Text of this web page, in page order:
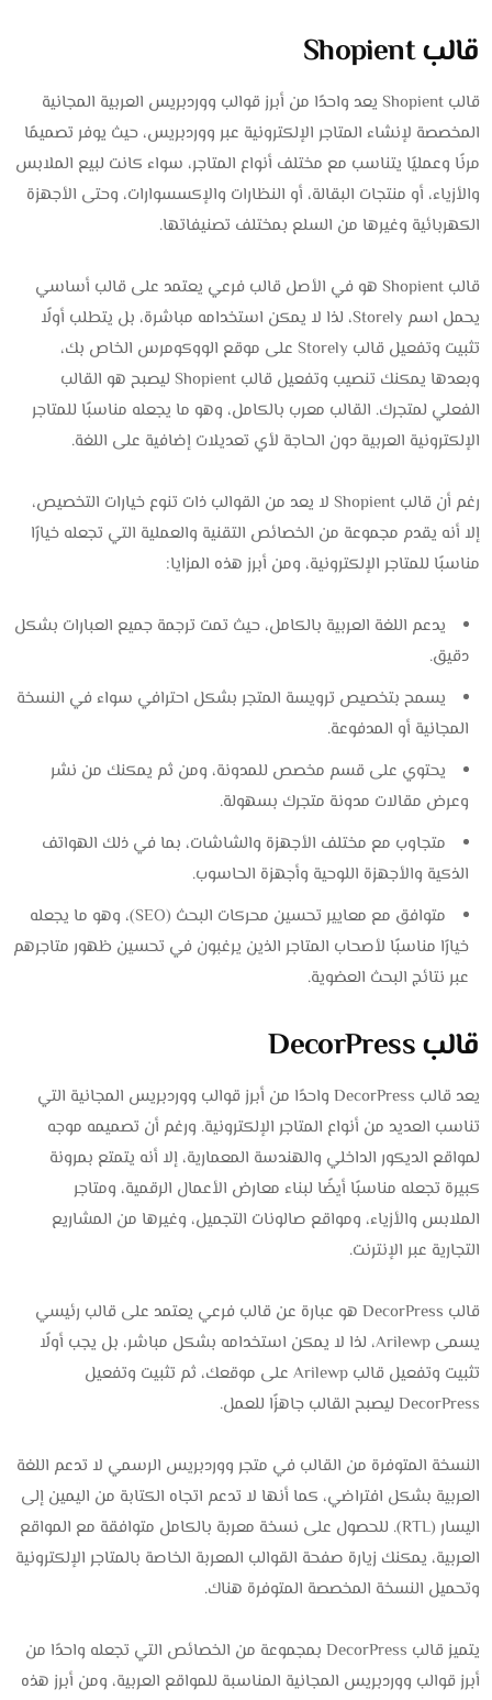
قالب Shopient
قالب Shopient يعد واحدًا من أبرز قوالب ووردبريس العربية المجانية
المخصصة لإنشاء المتاجر الإلكترونية عبر ووردبريس، حيث يوفر تصميمًا
مرنًا وعمليًا يتناسب مع مختلف أنواع المتاجر، سواء كانت لبيع الملابس
والأزياء، أو منتجات البقالة، أو النظارات والإكسسوارات، وحتى الأجهزة
الكهربائية وغيرها من السلع بمختلف تصنيفاتها.
قالب Shopient هو في الأصل قالب فرعي يعتمد على قالب أساسي
يحمل اسم Storely، لذا لا يمكن استخدامه مباشرة، بل يتطلب أولًا
تثبيت وتفعيل قالب Storely على موقع الووكومرس الخاص بك،
وبعدها يمكنك تنصيب وتفعيل قالب Shopient ليصبح هو القالب
الفعلي لمتجرك. القالب معرب بالكامل، وهو ما يجعله مناسبًا للمتاجر
الإلكترونية العربية دون الحاجة لأي تعديلات إضافية على اللغة.
رغم أن قالب Shopient لا يعد من القوالب ذات تنوع خيارات التخصيص،
إلا أنه يقدم مجموعة من الخصائص التقنية والعملية التي تجعله خيارًا
مناسبًا للمتاجر الإلكترونية، ومن أبرز هذه المزايا:
يدعم اللغة العربية بالكامل، حيث تمت ترجمة جميع العبارات بشكل
دقيق.
يسمح بتخصيص ترويسة المتجر بشكل احترافي سواء في النسخة
المجانية أو المدفوعة.
يحتوي على قسم مخصص للمدونة، ومن ثم يمكنك من نشر
وعرض مقالات مدونة متجرك بسهولة.
متجاوب مع مختلف الأجهزة والشاشات، بما في ذلك الهواتف
الذكية والأجهزة اللوحية وأجهزة الحاسوب.
متوافق مع معايير تحسين محركات البحث (SEO)، وهو ما يجعله
خيارًا مناسبًا لأصحاب المتاجر الذين يرغبون في تحسين ظهور متاجرهم
عبر نتائج البحث العضوية.
قالب DecorPress
يعد قالب DecorPress واحدًا من أبرز قوالب ووردبريس المجانية التي
تناسب العديد من أنواع المتاجر الإلكترونية. ورغم أن تصميمه موجه
لمواقع الديكور الداخلي والهندسة المعمارية، إلا أنه يتمتع بمرونة
كبيرة تجعله مناسبًا أيضًا لبناء معارض الأعمال الرقمية، ومتاجر
الملابس والأزياء، ومواقع صالونات التجميل، وغيرها من المشاريع
التجارية عبر الإنترنت.
قالب DecorPress هو عبارة عن قالب فرعي يعتمد على قالب رئيسي
يسمى Arilewp، لذا لا يمكن استخدامه بشكل مباشر، بل يجب أولًا
تثبيت وتفعيل قالب Arilewp على موقعك، ثم تثبيت وتفعيل
DecorPress ليصبح القالب جاهزًا للعمل.
النسخة المتوفرة من القالب في متجر ووردبريس الرسمي لا تدعم اللغة
العربية بشكل افتراضي، كما أنها لا تدعم اتجاه الكتابة من اليمين إلى
اليسار (RTL). للحصول على نسخة معربة بالكامل متوافقة مع المواقع
العربية، يمكنك زيارة صفحة القوالب المعربة الخاصة بالمتاجر الإلكترونية
وتحميل النسخة المخصصة المتوفرة هناك.
يتميز قالب DecorPress بمجموعة من الخصائص التي تجعله واحدًا من
أبرز قوالب ووردبريس المجانية المناسبة للمواقع العربية، ومن أبرز هذه